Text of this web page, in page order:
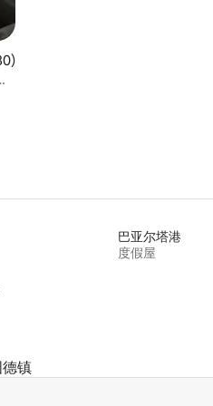
4.93 分（满分 5 分），共 80 条评价
巴亚尔塔港
度假屋
镇